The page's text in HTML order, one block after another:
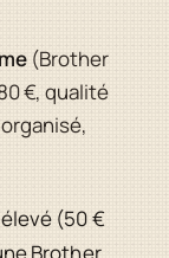
(Brother
€, qualité
(50 €
Brother